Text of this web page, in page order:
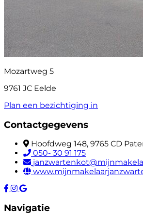
Mozartweg 5
9761 JC Eelde
Plan een bezichtiging in
Contactgegevens
Hoofdweg 148, 9765 CD
050- 30 91 175
Navigatie